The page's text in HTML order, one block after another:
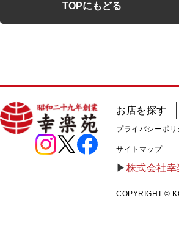
TOPにもどる
お店を探す
プライバシーポリ
サイトマップ
株式会社幸
COPYRIGHT ©